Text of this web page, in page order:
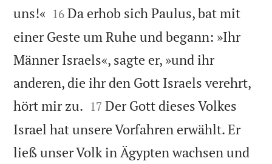
uns!« 

16 Da erhob sich Paulus, bat mit
einer Geste um Ruhe und begann: »Ihr
Männer Israels«, sagte er, »und ihr
anderen, die ihr den Gott Israels verehrt,
hört mir zu. 

17 Der Gott dieses Volkes
Israel hat unsere Vorfahren erwählt. Er
ließ unser Volk in Ägypten wachsen und